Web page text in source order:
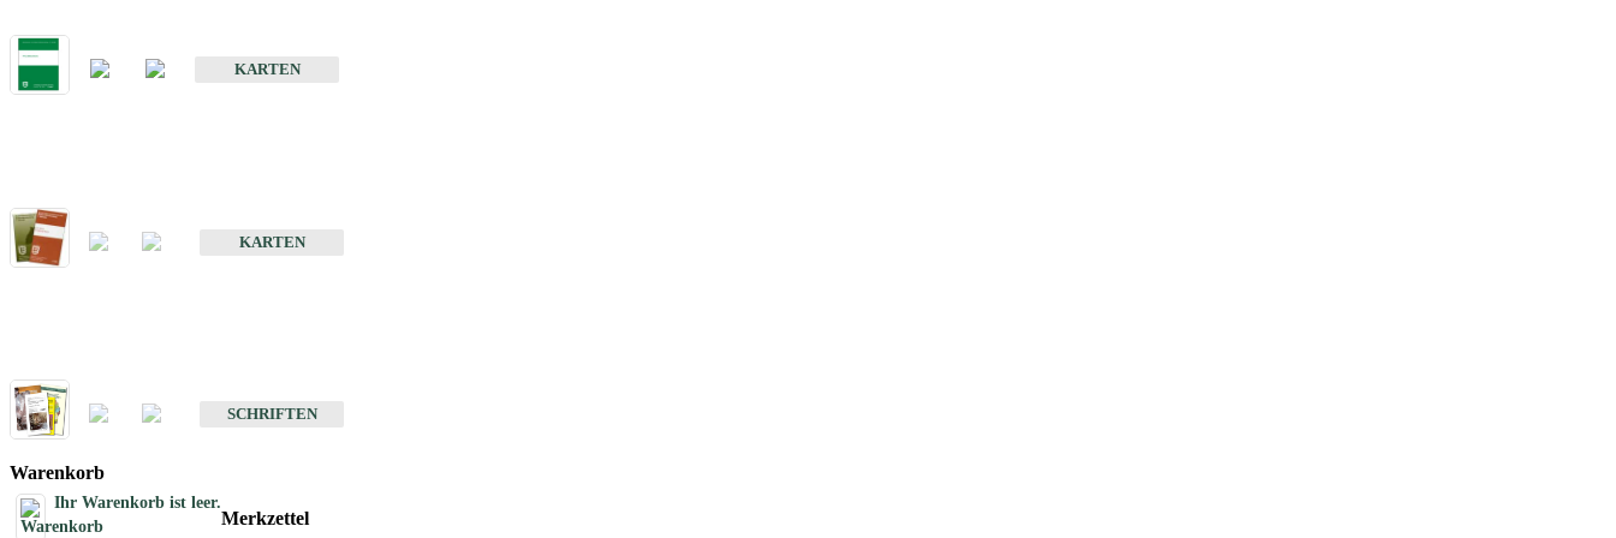
KARTEN
KARTEN
SCHRIFTEN
Warenkorb
Ihr Warenkorb ist leer.
Merkzettel